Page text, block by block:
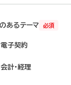
必須
あるテーマ
電子契約
会計・経理